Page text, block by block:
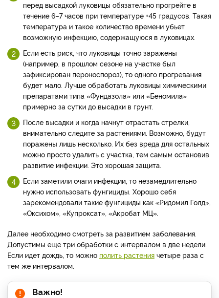
перед высадкой луковицы обязательно прогрейте в
течение 6–7 часов при температуре +45 градусов. Такая
температура и такое количество времени убьет
возможную инфекцию, содержащуюся в луковицах.
Если есть риск, что луковицы точно заражены
(например, в прошлом сезоне на участке был
зафиксирован пероноспороз), то одного прогревания
будет мало. Лучше обработать луковицы химическими
препаратами типа «Фундазола» или «Беномила»
примерно за сутки до высадки в грунт.
После высадки и когда начнут отрастать стрелки,
внимательно следите за растениями. Возможно, будут
поражены лишь несколько. Их без вреда для остальных
можно просто удалить с участка, тем самым остановив
развитие инфекции. Это хорошая защита.
Если заметили очаги инфекции, то незамедлительно
нужно использовать фунгициды. Хорошо себя
зарекомендовали такие фунгициды как «Ридомил Голд»,
«Оксихом», «Купроксат», «Акробат МЦ».
Далее необходимо смотреть за развитием заболевания.
Допустимы еще три обработки с интервалом в две недели.
Если идет дождь, то можно полить растения четыре раза с
тем же интервалом.
Важно!